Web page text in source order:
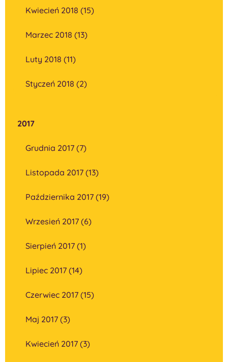
Kwiecień 2018 (15)
Marzec 2018 (13)
Luty 2018 (11)
Styczeń 2018 (2)
2017
Grudnia 2017 (7)
Listopada 2017 (13)
Października 2017 (19)
Wrzesień 2017 (6)
Sierpień 2017 (1)
Lipiec 2017 (14)
Czerwiec 2017 (15)
Maj 2017 (3)
Kwiecień 2017 (3)